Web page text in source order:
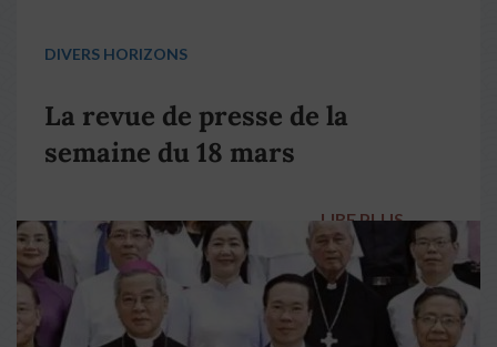
DIVERS HORIZONS
La revue de presse de la
semaine du 18 mars
LIRE PLUS →